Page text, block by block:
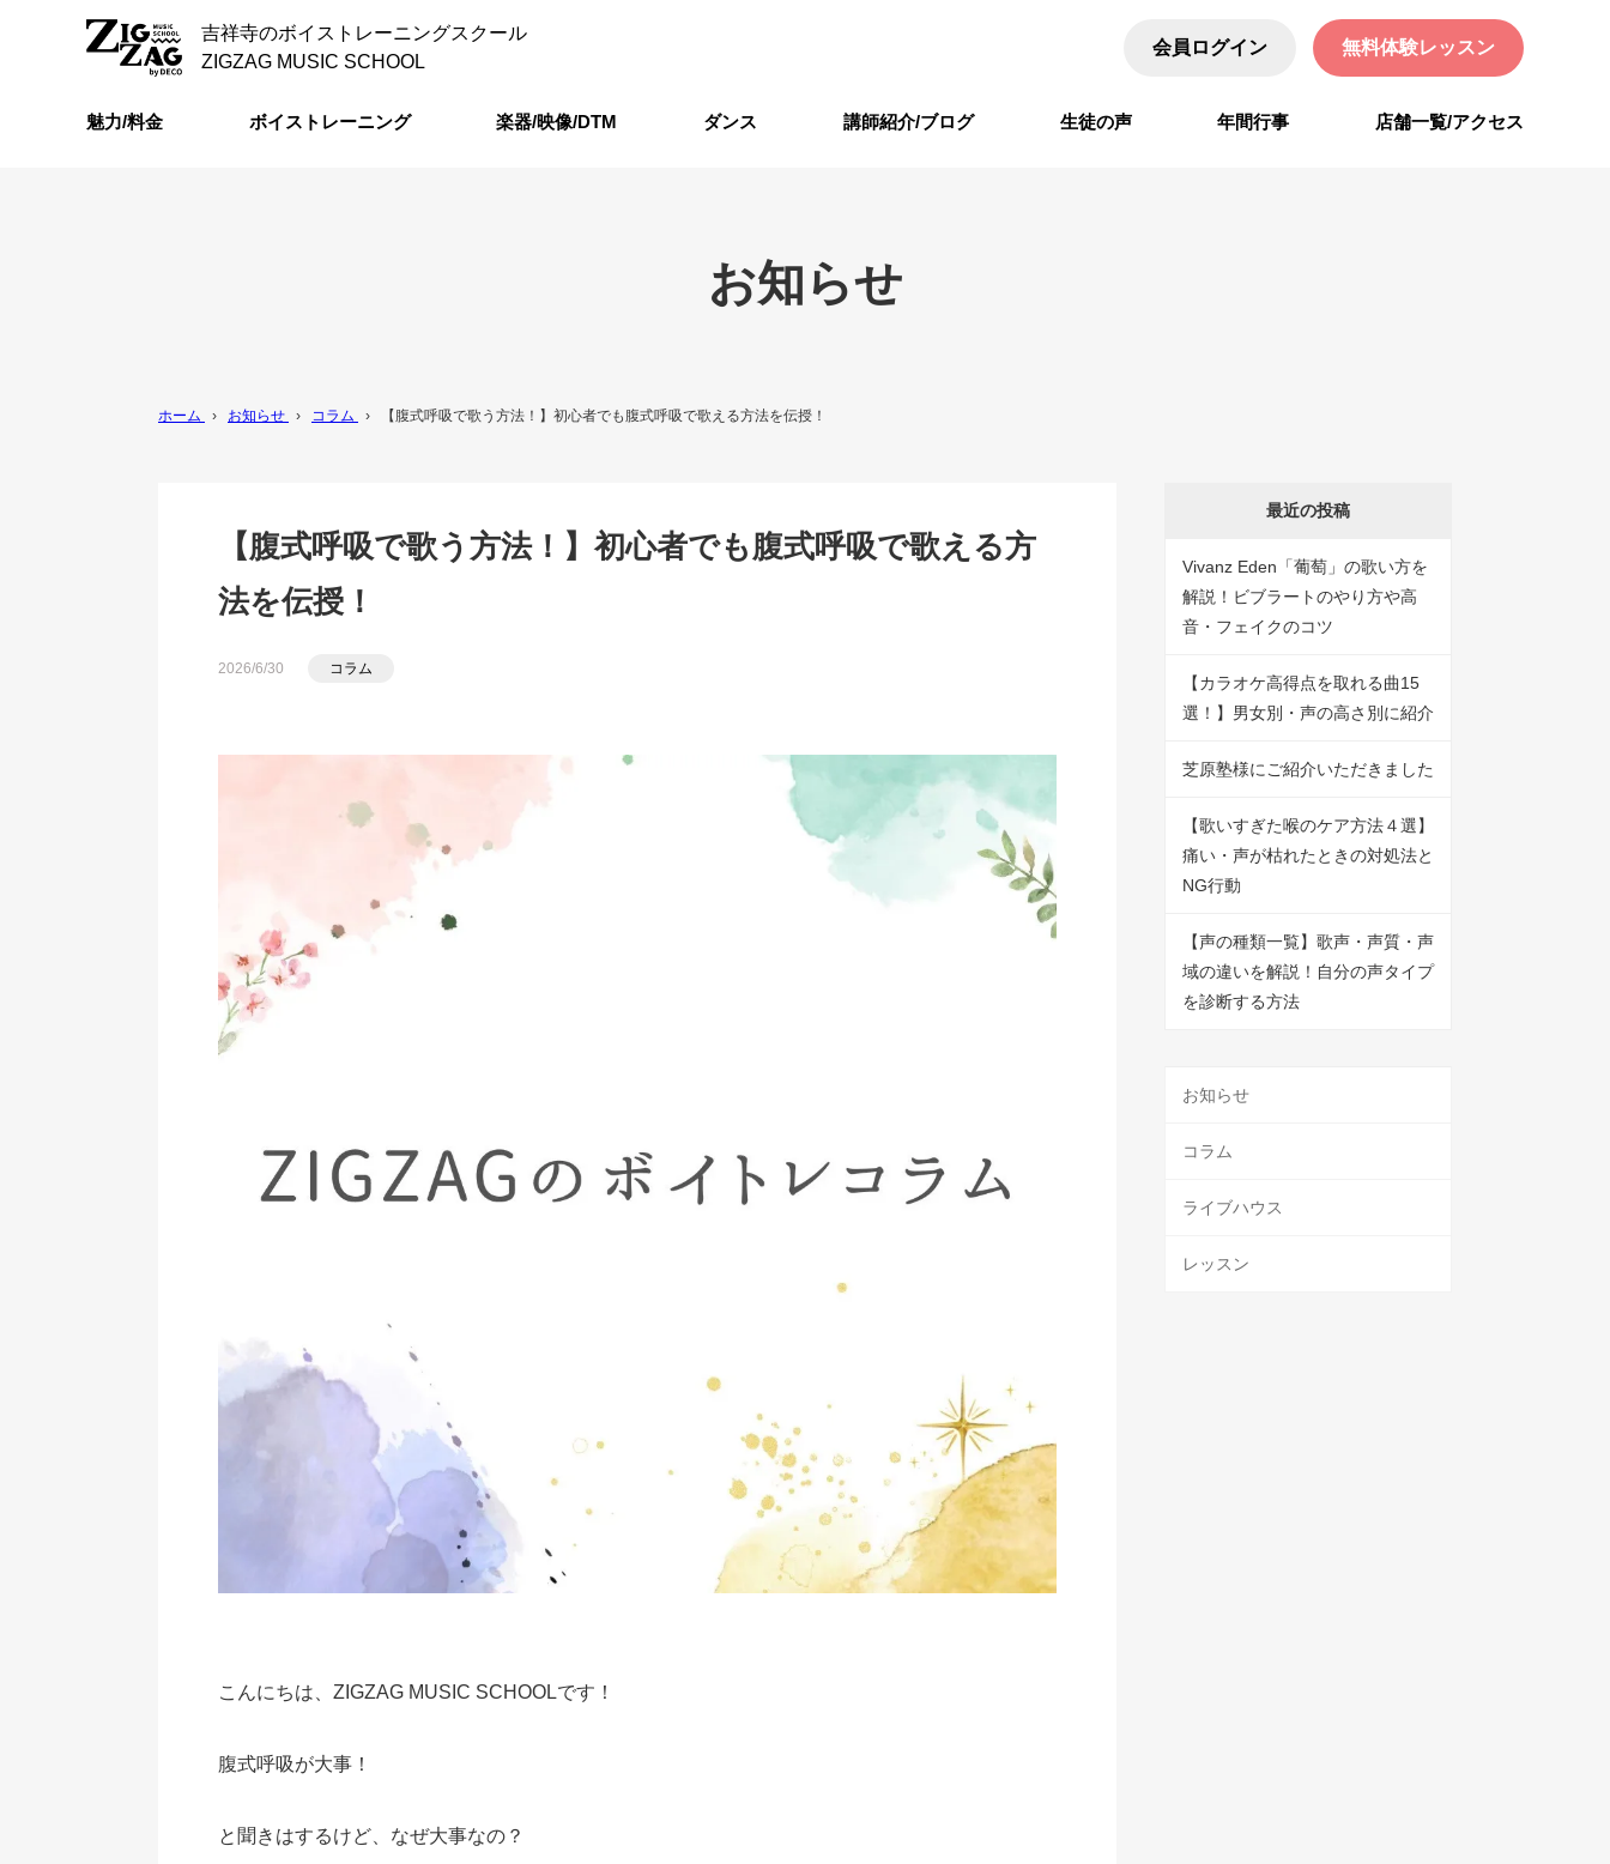
吉祥寺のボイストレーニングスクール
ZIGZAG MUSIC SCHOOL
会員ログイン 無料体験レッスン
魅力/料金 ボイストレーニング 楽器/映像/DTM ダンス 講師紹介/ブログ 生徒の声 年間行事 店舗一覧/アクセス
お知らせ
ホーム › お知らせ › コラム › 【腹式呼吸で歌う方法！】初心者でも腹式呼吸で歌える方法を伝授！
【腹式呼吸で歌う方法！】初心者でも腹式呼吸で歌える方
法を伝授！
2026/6/30 コラム
こんにちは、ZIGZAG MUSIC SCHOOLです！
腹式呼吸が大事！
と聞きはするけど、なぜ大事なの？
最近の投稿
Vivanz Eden「葡萄」の歌い方を
解説！ビブラートのやり方や高
音・フェイクのコツ
【カラオケ高得点を取れる曲15
選！】男女別・声の高さ別に紹介
芝原塾様にご紹介いただきました
【歌いすぎた喉のケア方法４選】
痛い・声が枯れたときの対処法と
NG行動
【声の種類一覧】歌声・声質・声
域の違いを解説！自分の声タイプ
を診断する方法
お知らせ
コラム
ライブハウス
レッスン